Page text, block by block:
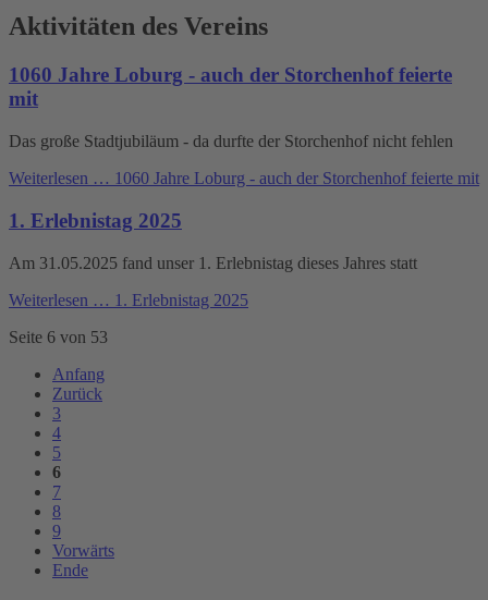
Aktivitäten des Vereins
1060 Jahre Loburg - auch der Storchenhof feierte
mit
Das große Stadtjubiläum - da durfte der Storchenhof nicht fehlen
Weiterlesen … 1060 Jahre Loburg - auch der Storchenhof feierte mit
1. Erlebnistag 2025
Am 31.05.2025 fand unser 1. Erlebnistag dieses Jahres statt
Weiterlesen … 1. Erlebnistag 2025
Seite 6 von 53
Anfang
Zurück
3
4
5
6
7
8
9
Vorwärts
Ende